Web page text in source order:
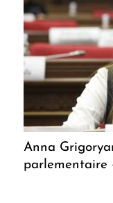
Anna
parlementaire